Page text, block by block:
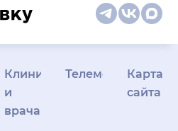
Клиникам
и
врачам
Телемедицина
Карта
сайта